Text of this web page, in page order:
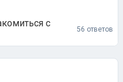
с
56 ответов